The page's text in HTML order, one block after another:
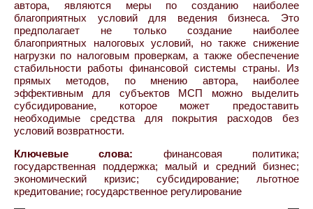
автора, являются меры по созданию наиболее
благоприятных условий для ведения бизнеса. Это
предполагает не только создание наиболее
благоприятных налоговых условий, но также снижение
нагрузки по налоговым проверкам, а также обеспечение
стабильности работы финансовой системы страны. Из
прямых методов, по мнению автора, наиболее
эффективным для субъектов МСП можно выделить
субсидирование, которое может предоставить
необходимые средства для покрытия расходов без
условий возвратности.
Ключевые слова: финансовая политика;
государственная поддержка; малый и средний бизнес;
экономический кризис; субсидирование; льготное
кредитование; государственное регулирование